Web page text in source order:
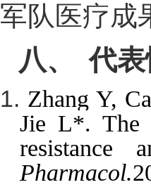
军队医疗成
八、  代
Zhang Y,
Jie L*. The
resistance
Pharmacol.